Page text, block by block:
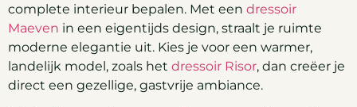
complete interieur bepalen. Met een dressoir
Maeven in een eigentijds design, straalt je ruimte
moderne elegantie uit. Kies je voor een warmer,
landelijk model, zoals het dressoir Risor, dan creëer je
direct een gezellige, gastvrije ambiance.